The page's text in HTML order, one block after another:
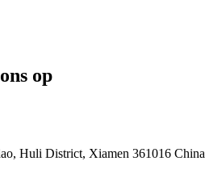
op
Huli District, Xiamen 361016 China